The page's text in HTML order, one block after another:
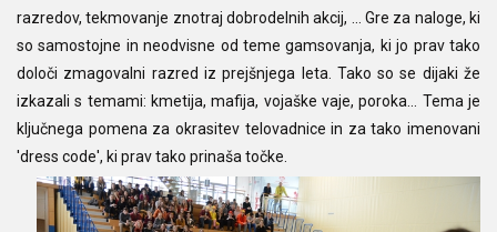
razredov, tekmovanje znotraj dobrodelnih akcij, ... Gre za naloge, ki
so samostojne in neodvisne od teme gamsovanja, ki jo prav tako
določi zmagovalni razred iz prejšnjega leta. Tako so se dijaki že
izkazali s temami: kmetija, mafija, vojaške vaje, poroka... Tema je
ključnega pomena za okrasitev telovadnice in za tako imenovani
'dress code', ki prav tako prinaša točke.